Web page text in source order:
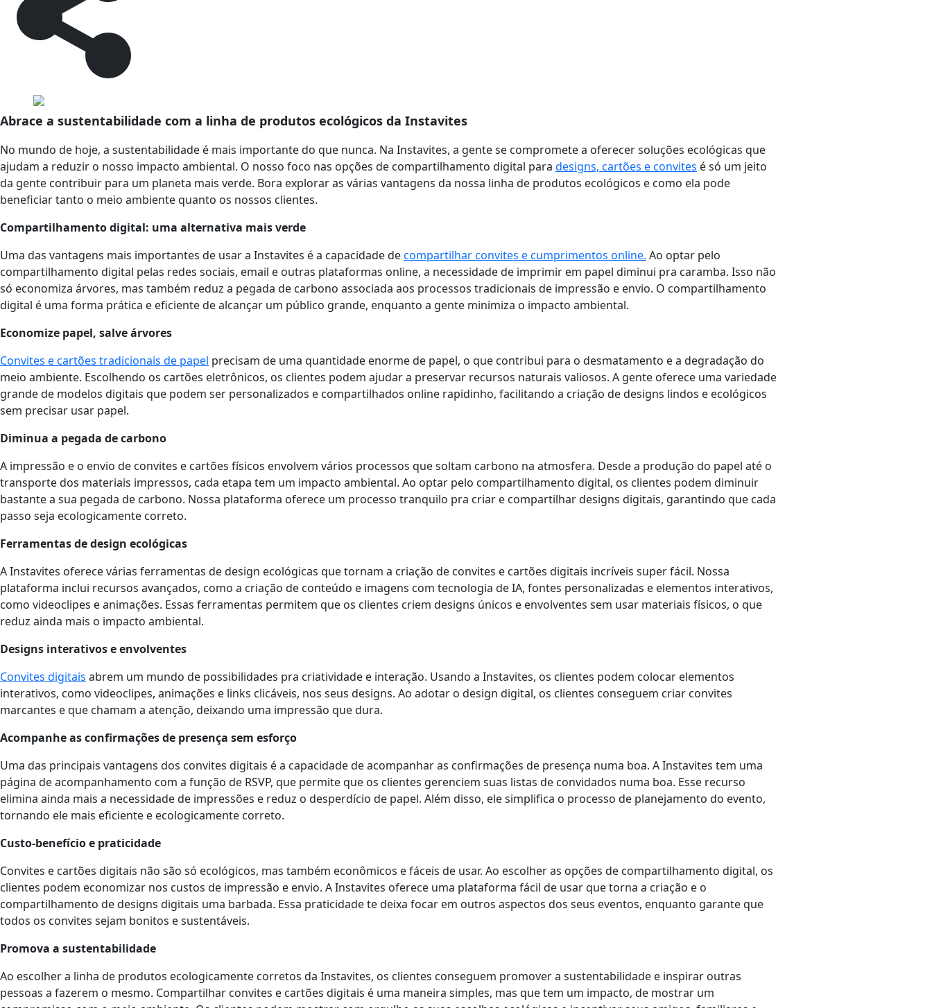
Abrace a sustentabilidade com a linha de produtos ecológicos da Instavites
No mundo de hoje, a sustentabilidade é mais importante do que nunca. Na Instavites, a gente se compromete a oferecer soluções ecológicas que
ajudam a reduzir o nosso impacto ambiental. O nosso foco nas opções de compartilhamento digital para designs, cartões e convites é só um jeito
da gente contribuir para um planeta mais verde. Bora explorar as várias vantagens da nossa linha de produtos ecológicos e como ela pode
beneficiar tanto o meio ambiente quanto os nossos clientes.
Compartilhamento digital: uma alternativa mais verde
Uma das vantagens mais importantes de usar a Instavites é a capacidade decompartilhar convites e cumprimentos online. Ao optar pelo
compartilhamento digital pelas redes sociais, email e outras plataformas online, a necessidade de imprimir em papel diminui pra caramba. Isso não
só economiza árvores, mas também reduz a pegada de carbono associada aos processos tradicionais de impressão e envio. O compartilhamento
digital é uma forma prática e eficiente de alcançar um público grande, enquanto a gente minimiza o impacto ambiental.
Economize papel, salve árvores
Convites e cartões tradicionais de papel precisam de uma quantidade enorme de papel, o que contribui para o desmatamento e a degradação do
meio ambiente. Escolhendo os cartões eletrônicos, os clientes podem ajudar a preservar recursos naturais valiosos. A gente oferece uma variedade
grande de modelos digitais que podem ser personalizados e compartilhados online rapidinho, facilitando a criação de designs lindos e ecológicos
sem precisar usar papel.
Diminua a pegada de carbono
A impressão e o envio de convites e cartões físicos envolvem vários processos que soltam carbono na atmosfera. Desde a produção do papel até o
transporte dos materiais impressos, cada etapa tem um impacto ambiental. Ao optar pelo compartilhamento digital, os clientes podem diminuir
bastante a sua pegada de carbono. Nossa plataforma oferece um processo tranquilo pra criar e compartilhar designs digitais, garantindo que cada
passo seja ecologicamente correto.
Ferramentas de design ecológicas
A Instavites oferece várias ferramentas de design ecológicas que tornam a criação de convites e cartões digitais incríveis super fácil. Nossa
plataforma inclui recursos avançados, como a criação de conteúdo e imagens com tecnologia de IA, fontes personalizadas e elementos interativos,
como videoclipes e animações. Essas ferramentas permitem que os clientes criem designs únicos e envolventes sem usar materiais físicos, o que
reduz ainda mais o impacto ambiental.
Designs interativos e envolventes
Convites digitais abrem um mundo de possibilidades pra criatividade e interação. Usando a Instavites, os clientes podem colocar elementos
interativos, como videoclipes, animações e links clicáveis, nos seus designs. Ao adotar o design digital, os clientes conseguem criar convites
marcantes e que chamam a atenção, deixando uma impressão que dura.
Acompanhe as confirmações de presença sem esforço
Uma das principais vantagens dos convites digitais é a capacidade de acompanhar as confirmações de presença numa boa. A Instavites tem uma
página de acompanhamento com a função de RSVP, que permite que os clientes gerenciem suas listas de convidados numa boa. Esse recurso
elimina ainda mais a necessidade de impressões e reduz o desperdício de papel. Além disso, ele simplifica o processo de planejamento do evento,
tornando ele mais eficiente e ecologicamente correto.
Custo-benefício e praticidade
Convites e cartões digitais não são só ecológicos, mas também econômicos e fáceis de usar. Ao escolher as opções de compartilhamento digital, os
clientes podem economizar nos custos de impressão e envio. A Instavites oferece uma plataforma fácil de usar que torna a criação e o
compartilhamento de designs digitais uma barbada. Essa praticidade te deixa focar em outros aspectos dos seus eventos, enquanto garante que
todos os convites sejam bonitos e sustentáveis.
Promova a sustentabilidade
Ao escolher a linha de produtos ecologicamente corretos da Instavites, os clientes conseguem promover a sustentabilidade e inspirar outras
pessoas a fazerem o mesmo. Compartilhar convites e cartões digitais é uma maneira simples, mas que tem um impacto, de mostrar um